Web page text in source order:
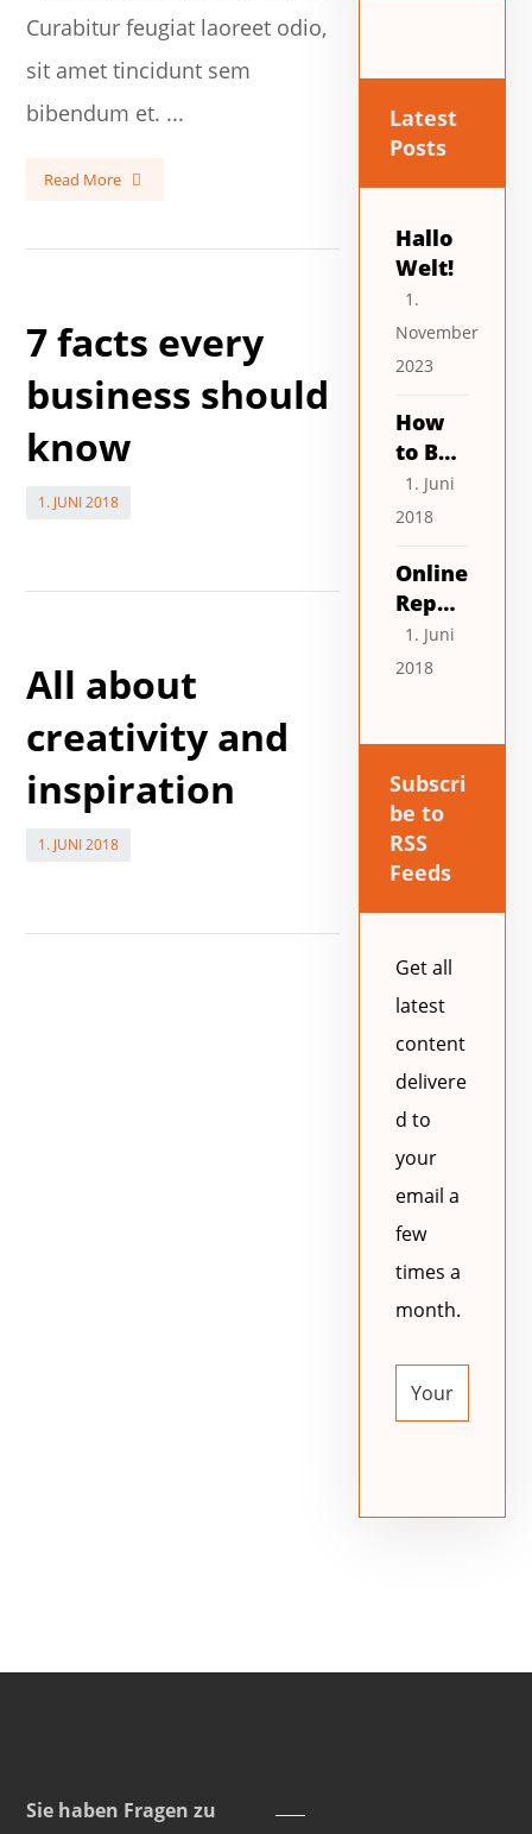
Curabitur feugiat laoreet odio,
sit amet tincidunt sem
bibendum et. ...
Read More
7 facts every
business should
know
1. JUNI 2018
All about
creativity and
inspiration
1. JUNI 2018
Latest
Posts
Hallo
Welt!
1.
November
2023
How
to Be
Ahead
of
Chang
es
1. Juni
2018
Online
Reput
ation
And
nt
1. Juni
2018
Subscri
be to
RSS
Feeds
Get all
latest
content
delivere
d to
your
email a
few
times a
month.
Sie haben Fragen zu